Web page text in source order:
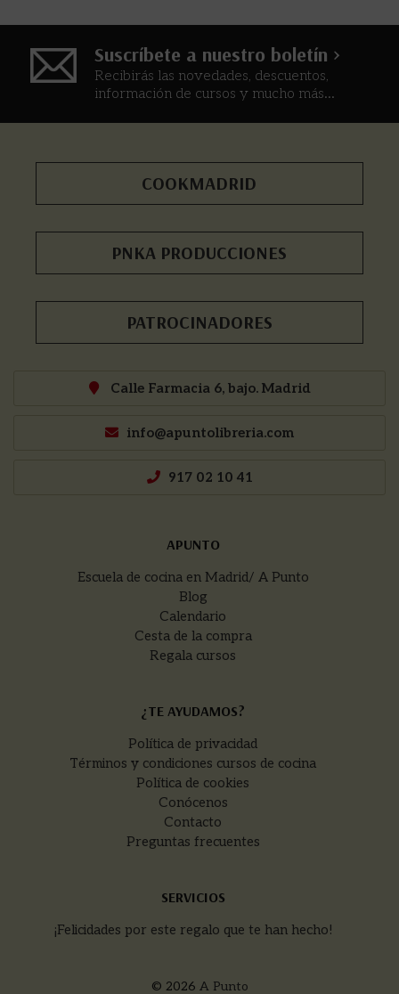
Suscríbete a nuestro boletín >
Recibirás las novedades, descuentos,
información de cursos y mucho más...
COOKMADRID
PNKA PRODUCCIONES
PATROCINADORES
Calle Farmacia 6, bajo. Madrid
info@apuntolibreria.com
917 02 10 41
APUNTO
Escuela de cocina en Madrid/ A Punto
Blog
Calendario
Cesta de la compra
Regala cursos
¿TE AYUDAMOS?
Política de privacidad
Términos y condiciones cursos de cocina
Política de cookies
Conócenos
Contacto
Preguntas frecuentes
SERVICIOS
¡Felicidades por este regalo que te han hecho!
© 2026 A Punto